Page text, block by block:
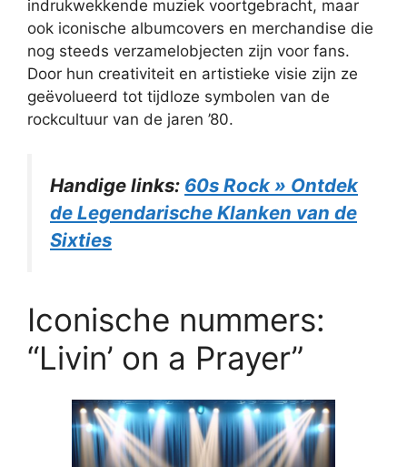
indrukwekkende muziek voortgebracht, maar
ook iconische albumcovers en merchandise die
nog steeds verzamelobjecten zijn voor fans.
Door hun creativiteit en artistieke visie zijn ze
geëvolueerd tot tijdloze symbolen van de
rockcultuur van de jaren ’80.
Handige links: 60s Rock » Ontdek
de Legendarische Klanken van de
Sixties
Iconische nummers:
“Livin’ on a Prayer”